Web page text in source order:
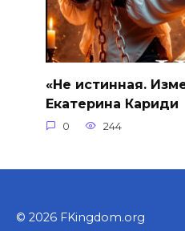
«Не истинная.
Екатерина Кариди
0 244
© 2026 FKingdom.org